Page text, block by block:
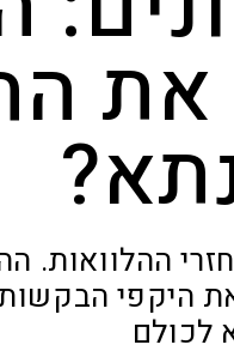
ההלוואות.
היקפי
לכולם